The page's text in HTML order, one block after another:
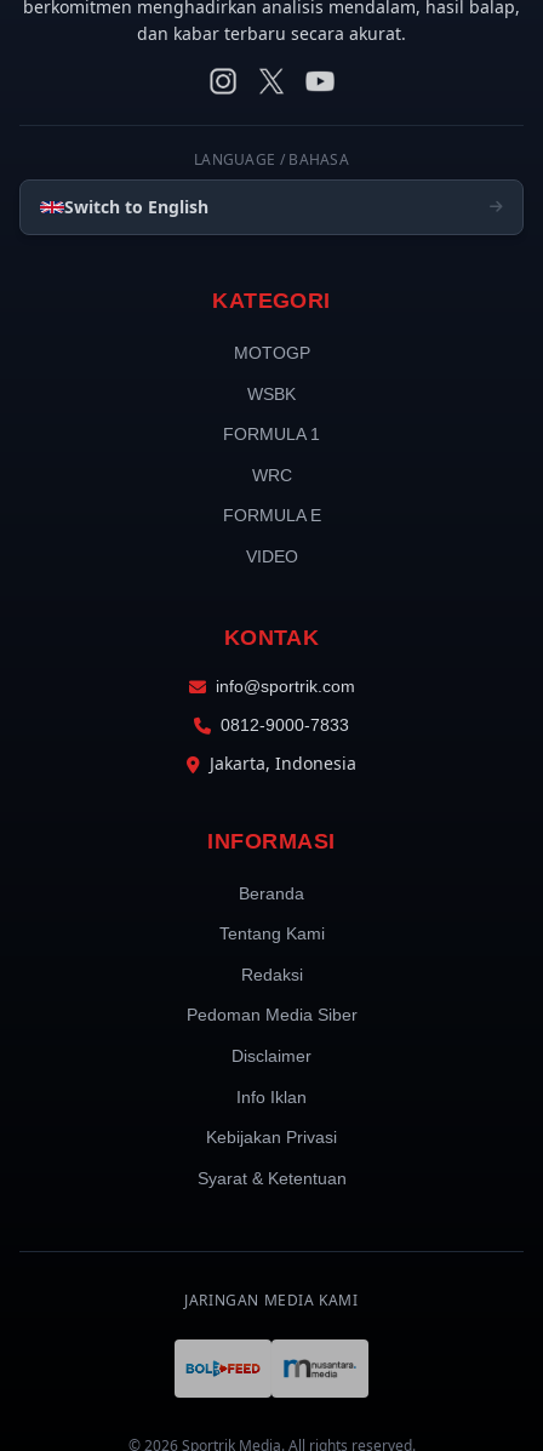
berkomitmen menghadirkan analisis mendalam, hasil balap,
dan kabar terbaru secara akurat.
LANGUAGE / BAHASA
Switch to English
KATEGORI
MOTOGP
WSBK
FORMULA 1
WRC
FORMULA E
VIDEO
KONTAK
info@sportrik.com
0812-9000-7833
Jakarta, Indonesia
INFORMASI
Beranda
Tentang Kami
Redaksi
Pedoman Media Siber
Disclaimer
Info Iklan
Kebijakan Privasi
Syarat & Ketentuan
JARINGAN MEDIA KAMI
© 2026 Sportrik Media. All rights reserved.